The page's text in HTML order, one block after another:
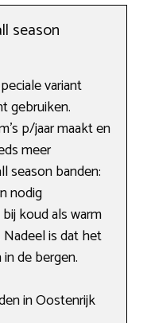
season
variant
gebruiken.
p/jaar maakt en
meer
season banden:
nodig
koud als warm
is dat het
de bergen.
in Oostenrijk